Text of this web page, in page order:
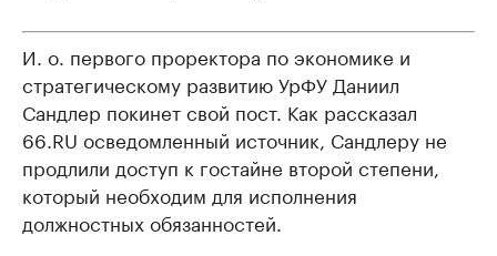
И. о. первого проректора по экономике и
стратегическому развитию УрФУ Даниил
Сандлер покинет свой пост. Как рассказал
66.RU осведомленный источник, Сандлеру не
продлили доступ к гостайне второй степени,
который необходим для исполнения
должностных обязанностей.